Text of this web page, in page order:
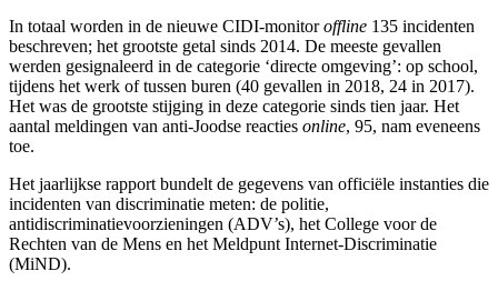
In totaal worden in de nieuwe CIDI-monitoroffline 135 incidenten
beschreven; het grootste getal sinds 2014. De meeste gevallen
werden gesignaleerd in de categorie ‘directe omgeving’: op school,
tijdens het werk of tussen buren (40 gevallen in 2018, 24 in 2017).
Het was de grootste stijging in deze categorie sinds tien jaar. Het
aantal meldingen van anti-Joodse reacties online, 95, nam eveneens
toe.
Het jaarlijkse rapport bundelt de gegevens van officiële instanties die
incidenten van discriminatie meten: de politie,
antidiscriminatievoorzieningen (ADV’s), het College voor de
Rechten van de Mens en het Meldpunt Internet-Discriminatie
(MiND).